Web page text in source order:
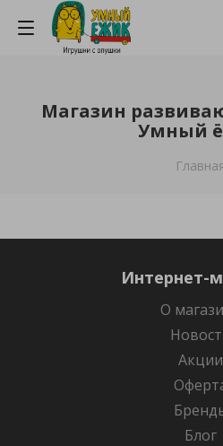
Магазин
Умный
Интернет-
О
Акции
Блог